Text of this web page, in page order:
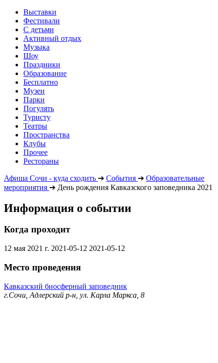
Выставки
Фестивали
С детьми
Активный отдых
Музыка
Шоу
Праздники
Образование
Бесплатно
Музеи
Парки
Погулять
Туристу
Театры
Пространства
Клубы
Прочее
Рестораны
Афиша Сочи - куда сходить ➔ События ➔ Образовательные
мероприятия ➔ День рождения Кавказского заповедника 2021
Информация о событии
Когда проходит
12 мая 2021 г. 2021-05-12 2021-05-12
Место проведения
Кавказский биосферный заповедник
г.Сочи, Адлерский р-н, ул. Карла Маркса, 8